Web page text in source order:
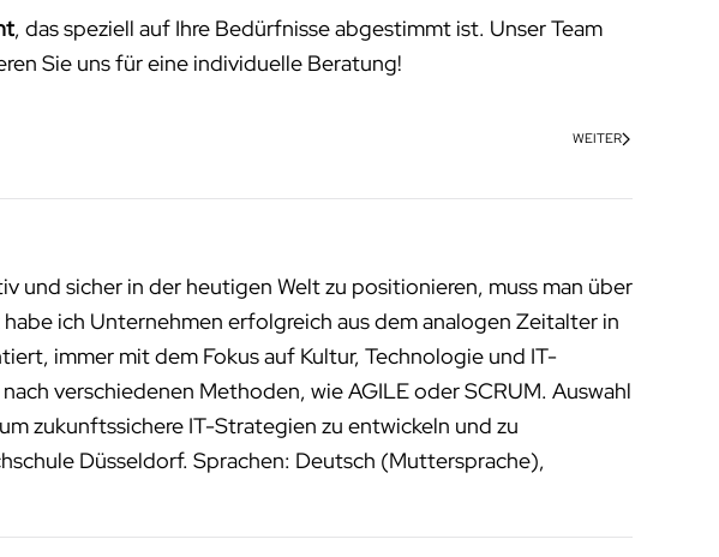
, das speziell auf Ihre Bedürfnisse abgestimmt ist. Unser Team
Sie uns für eine individuelle Beratung!
WEITER
und sicher in der heutigen Welt zu positionieren, muss man über
ich Unternehmen erfolgreich aus dem analogen Zeitalter in
immer mit dem Fokus auf Kultur, Technologie und IT-
verschiedenen Methoden, wie AGILE oder SCRUM. Auswahl
zukunftssichere IT-Strategien zu entwickeln und zu
Düsseldorf. Sprachen: Deutsch (Muttersprache),